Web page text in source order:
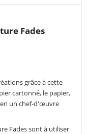
Fades
grâce à cette
cartonné, le papier,
un chef-d'œuvre
Fades sont à utiliser